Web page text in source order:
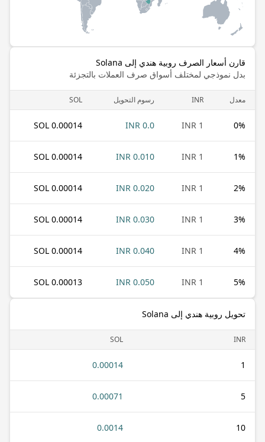
قارن أسعار الصرف روبية هندي إلى Solana
بدل نموذجي لمختلف أسواق صرف العملات بالتجزئة
معدل INR رسوم التحويل SOL
0%
1 INR
0.0 INR
0.00014 SOL
1%
1 INR
0.010 INR
0.00014 SOL
2%
1 INR
0.020 INR
0.00014 SOL
3%
1 INR
0.030 INR
0.00014 SOL
4%
1 INR
0.040 INR
0.00014 SOL
5%
1 INR
0.050 INR
0.00013 SOL
تحويل روبية هندي إلى Solana
INR
SOL
1
0.00014
5
0.00071
10
0.0014